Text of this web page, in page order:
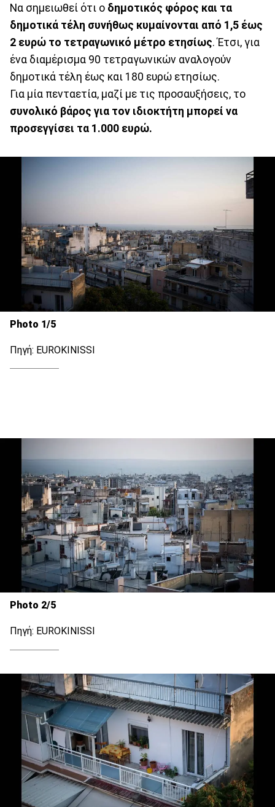
Να σημειωθεί ότι ο δημοτικός φόρος και τα
δημοτικά τέλη συνήθως κυμαίνονται από 1,5 έως
2 ευρώ το τετραγωνικό μέτρο ετησίως. Έτσι, για
ένα διαμέρισμα 90 τετραγωνικών αναλογούν
δημοτικά τέλη έως και 180 ευρώ ετησίως.
Για μία πενταετία, μαζί με τις προσαυξήσεις, το
συνολικό βάρος για τον ιδιοκτήτη μπορεί να
προσεγγίσει τα 1.000 ευρώ.
Photo 1/5
Πηγή: EUROKINISSI
Photo 2/5
Πηγή: EUROKINISSI